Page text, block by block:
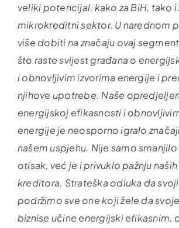
veliki potencijal, kako za BiH, tako i
mikrokreditni sektor. U narednom
više dobiti na značaju ovaj
što raste svijest građana o
i obnovljivim izvorima energije i
njihove upotrebe. Naše
energijskoj efikasnosti i
energije je neosporno igralo
našem uspjehu. Nije samo
otisak, već je i privuklo pažnju
kreditora. Strateška odluka da
podržimo sve one koji žele da
biznise učine energijski efikasnim,